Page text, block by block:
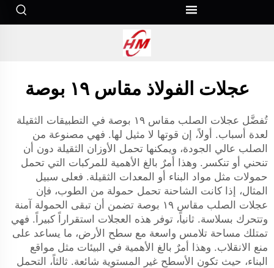
عجلات الفولاذ مقاس ١٩ بوصة
تُفضَّل عجلات الصلب مقاس ١٩ بوصة في التطبيقات الثقيلة
لعدة أسباب. أولاً، إن قوتها لا مثيل لها. فهي مصنوعة من
الصلب عالي الجودة، ويمكنها تحمل الأوزان الثقيلة دون أن
تنحني أو تنكسر. وهذا أمرٌ بالغ الأهمية للمركبات التي تحمل
حمولات مثل مواد البناء أو المعدات الثقيلة. فعلى سبيل
المثال، إذا كانت الشاحنة تحمل حمولة من الطوب، فإن
عجلات الصلب مقاس ١٩ بوصة تضمن أن تبقى الحمولة آمنة
وتتحرك بسلاسة. ثانياً، توفر هذه العجلات استقراراً كبيراً. فهي
تمتلك مساحة تلامس واسعة مع سطح الأرض، ما يساعد على
منع الانقلاب. وهذا أمرٌ بالغ الأهمية في البيئات مثل مواقع
البناء، حيث تكون الأسطح غير المستوية شائعة. ثالثاً، التحمل